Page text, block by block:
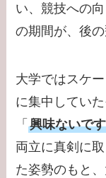
い、競技への
の期間が、後
大学ではスケ
に集中してい
「興味ないです
両立に真剣に
た姿勢のもと